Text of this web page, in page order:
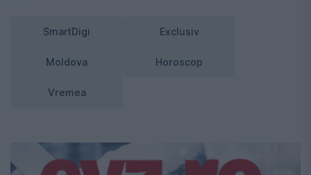
SmartDigi Exclusiv
Moldova Horoscop
Vremea